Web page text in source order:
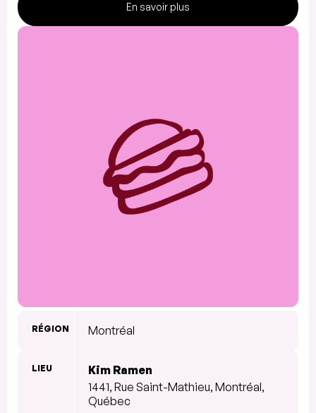
En savoir plus
RÉGION Montréal
LIEU
Kim Ramen
1441, Rue Saint-Mathieu, Montréal,
Québec